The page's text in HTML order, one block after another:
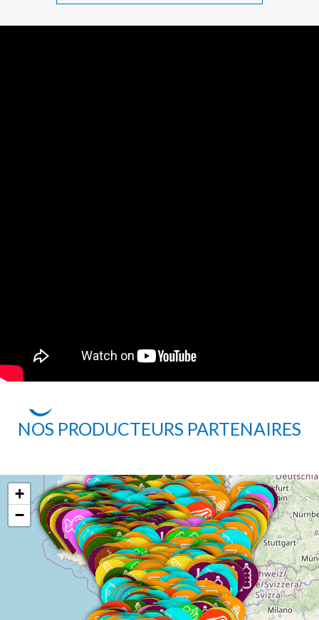
NOS PRODUCTEURS PARTENAIRES
+
−